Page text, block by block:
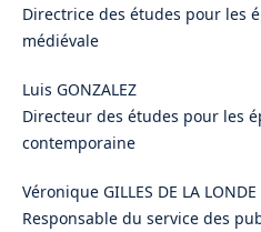
Directrice des études pour les
médiévale
Luis GONZALEZ
Directeur des études pour les
contemporaine
Véronique GILLES DE LA LONDE
Responsable du service des